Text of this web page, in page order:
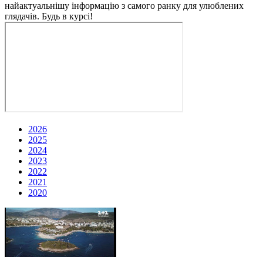
найактуальнішу інформацію з самого ранку для улюблених
глядачів. Будь в курсі!
2026
2025
2024
2023
2022
2021
2020